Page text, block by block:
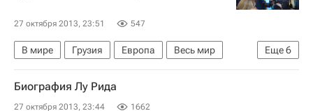
27 октября 2013, 23:51 547
Еще6
В мире Грузия Европа
Весь мир
Георгий Маргвелашвили
ЦИК Грузии
Единое национальное движение
Биография Лу Рида
27 октября 2013, 23:44 1662